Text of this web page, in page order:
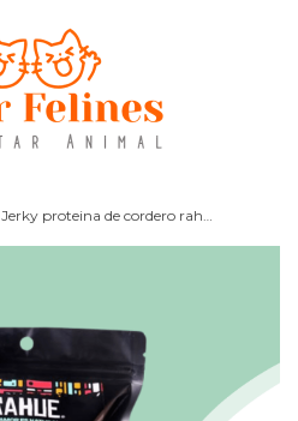
Jerky proteina de cordero rahue 80 gr